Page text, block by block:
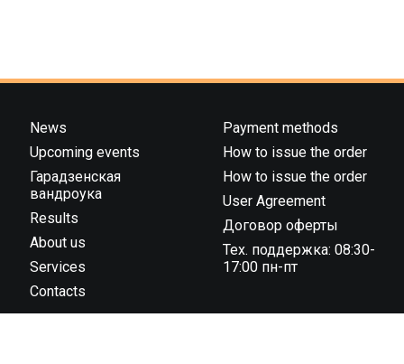
News
Upcoming events
Гарадзенская
вандроука
Results
About us
Services
Contacts
Payment methods
How to issue the order
How to issue the order
User Agreement
Договор оферты
Тех. поддержка: 08:30-
17:00 пн-пт